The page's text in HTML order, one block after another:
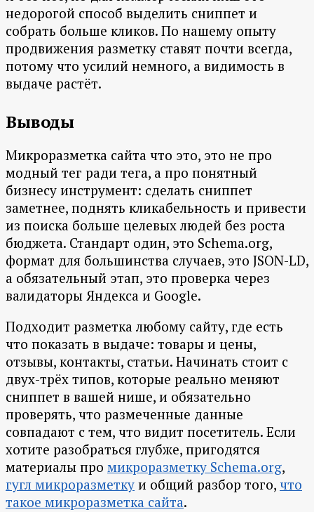
недорогой способ выделить сниппет и
собрать больше кликов. По нашему опыту
продвижения разметку ставят почти всегда,
потому что усилий немного, а видимость в
выдаче растёт.
Выводы
Микроразметка сайта что это, это не про
модный тег ради тега, а про понятный
бизнесу инструмент: сделать сниппет
заметнее, поднять кликабельность и привести
из поиска больше целевых людей без роста
бюджета. Стандарт один, это Schema.org,
формат для большинства случаев, это JSON-LD,
а обязательный этап, это проверка через
валидаторы Яндекса и Google.
Подходит разметка любому сайту, где есть
что показать в выдаче: товары и цены,
отзывы, контакты, статьи. Начинать стоит с
двух-трёх типов, которые реально меняют
сниппет в вашей нише, и обязательно
проверять, что размеченные данные
совпадают с тем, что видит посетитель. Если
хотите разобраться глубже, пригодятся
материалы про микроразметку Schema.org,
гугл микроразметку и общий разбор того, что
такое микроразметка сайта.